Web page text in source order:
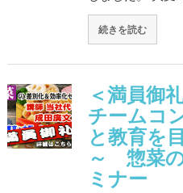
続きを読む
＜満員御
チームコ
と教育を
～ 惣菜
ミナー